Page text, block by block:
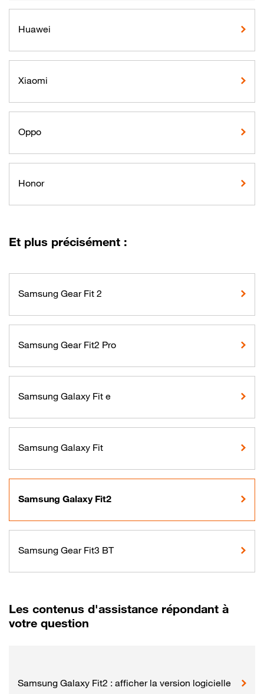
Huawei
Xiaomi
Oppo
Honor
Et plus précisément :
Samsung Gear Fit 2
Samsung Gear Fit2 Pro
Samsung Galaxy Fit e
Samsung Galaxy Fit
Samsung Galaxy Fit2
Samsung Gear Fit3 BT
Les contenus d'assistance répondant à
votre question
Samsung Galaxy Fit2 : afficher la version logicielle